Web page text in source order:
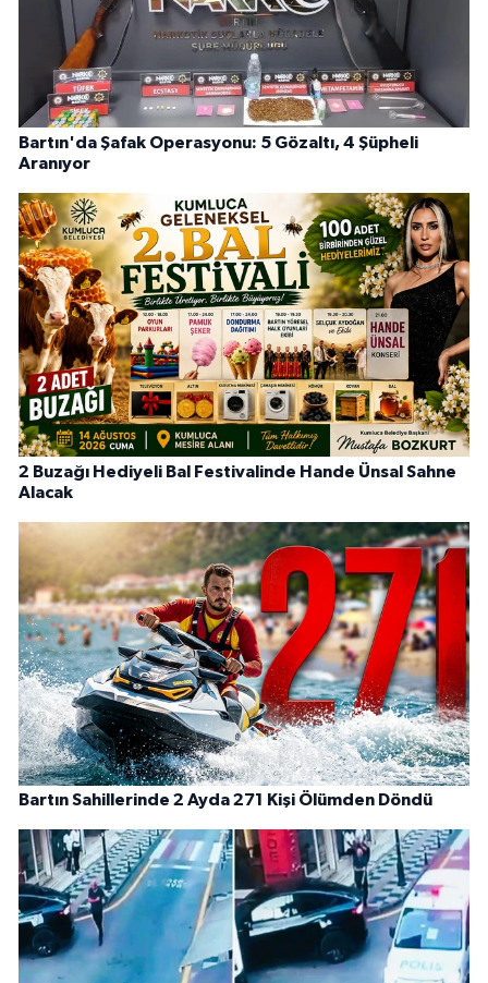
Bartın'da Şafak Operasyonu: 5 Gözaltı, 4 Şüpheli
Aranıyor
2 Buzağı Hediyeli Bal Festivalinde Hande Ünsal Sahne
Alacak
Bartın Sahillerinde 2 Ayda 271 Kişi Ölümden Döndü